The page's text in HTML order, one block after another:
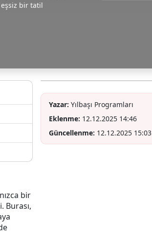
bir tatil
bir
Burası,
Yazar: Yılbaşı Programları
Eklenme: 12.12.2025 14:46
Güncellenme: 12.12.2025 15:03